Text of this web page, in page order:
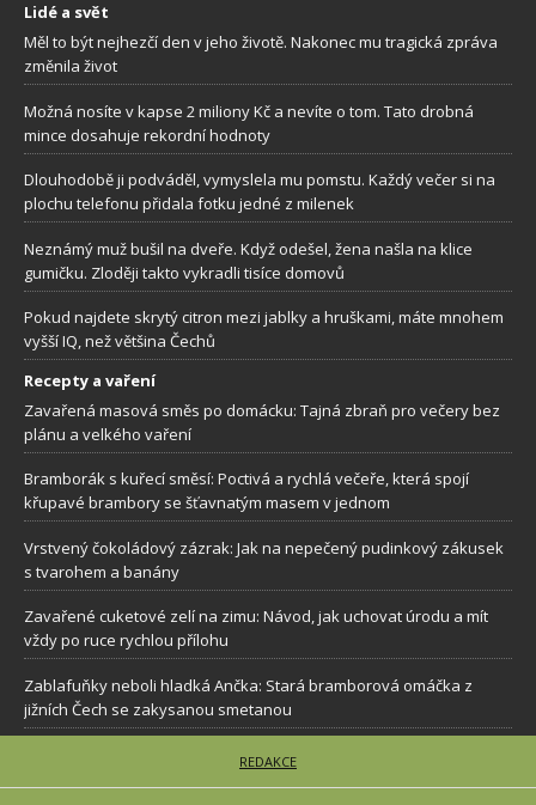
Lidé a svět
Měl to být nejhezčí den v jeho životě. Nakonec mu tragická zpráva
změnila život
Možná nosíte v kapse 2 miliony Kč a nevíte o tom. Tato drobná
mince dosahuje rekordní hodnoty
Dlouhodobě ji podváděl, vymyslela mu pomstu. Každý večer si na
plochu telefonu přidala fotku jedné z milenek
Neznámý muž bušil na dveře. Když odešel, žena našla na klice
gumičku. Zloději takto vykradli tisíce domovů
Pokud najdete skrytý citron mezi jablky a hruškami, máte mnohem
vyšší IQ, než většina Čechů
Recepty a vaření
Zavařená masová směs po domácku: Tajná zbraň pro večery bez
plánu a velkého vaření
Bramborák s kuřecí směsí: Poctivá a rychlá večeře, která spojí
křupavé brambory se šťavnatým masem v jednom
Vrstvený čokoládový zázrak: Jak na nepečený pudinkový zákusek
s tvarohem a banány
Zavařené cuketové zelí na zimu: Návod, jak uchovat úrodu a mít
vždy po ruce rychlou přílohu
Zablafuňky neboli hladká Ančka: Stará bramborová omáčka z
jižních Čech se zakysanou smetanou
REDAKCE